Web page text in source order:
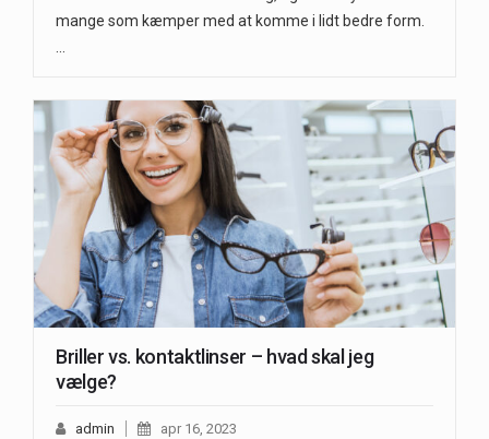
mange som kæmper med at komme i lidt bedre form.
Briller vs. kontaktlinser – hvad skal jeg
vælge?
admin apr 16, 2023